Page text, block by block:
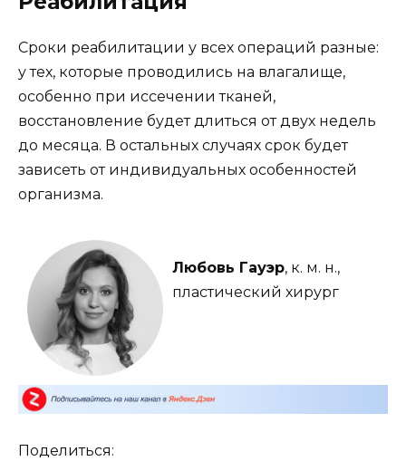
Сроки реабилитации у всех операций разные:
у тех, которые проводились на влагалище,
особенно при иссечении тканей,
восстановление будет длиться от двух недель
до месяца. В остальных случаях срок будет
зависеть от индивидуальных особенностей
организма.
Любовь Гауэр, к. м. н.,
пластический хирург
Поделиться: